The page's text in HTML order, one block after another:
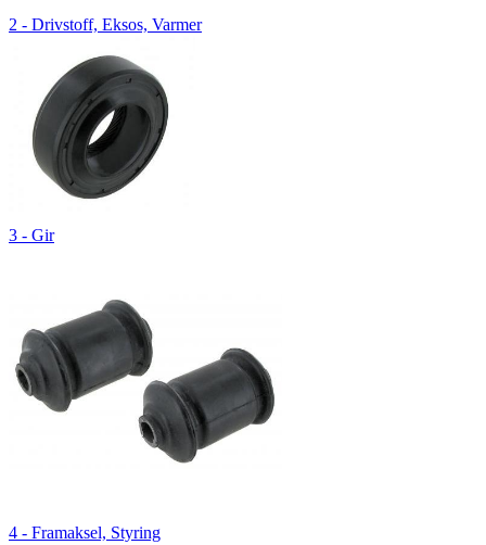
2 - Drivstoff, Eksos, Varmer
3 - Gir
4 - Framaksel, Styring